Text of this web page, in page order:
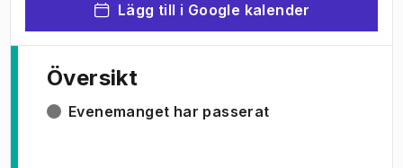
Lägg till i Google kalender
Översikt
Evenemanget har passerat